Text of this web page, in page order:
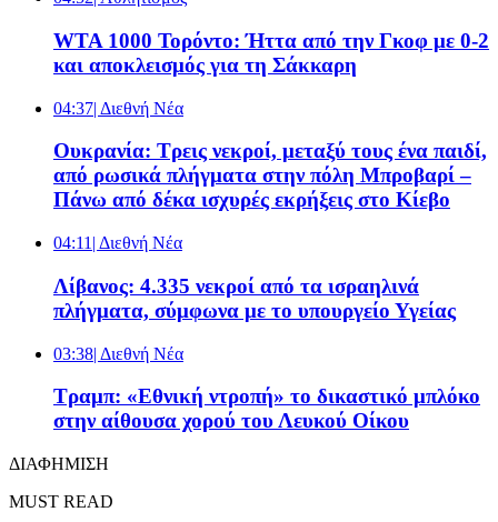
WTA 1000 Τορόντο: Ήττα από την Γκοφ με 0-2
και αποκλεισμός για τη Σάκκαρη
04:37| Διεθνή Νέα
Ουκρανία: Τρεις νεκροί, μεταξύ τους ένα παιδί,
από ρωσικά πλήγματα στην πόλη Μπροβαρί –
Πάνω από δέκα ισχυρές εκρήξεις στο Κίεβο
04:11 | Διεθνή Νέα
Λίβανος: 4.335 νεκροί από τα ισραηλινά
πλήγματα, σύμφωνα με το υπουργείο Υγείας
03:38| Διεθνή Νέα
Τραμπ: «Εθνική ντροπή» το δικαστικό μπλόκο
στην αίθουσα χορού του Λευκού Οίκου
ΔΙΑΦΗΜΙΣΗ
MUST READ